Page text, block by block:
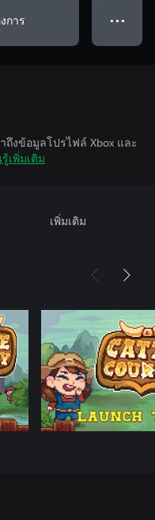
การ ● ● ●
ถึงข้อมูลโปรไฟล์ Xbox และ
เพิ่มเติม
เพิ่มเติม